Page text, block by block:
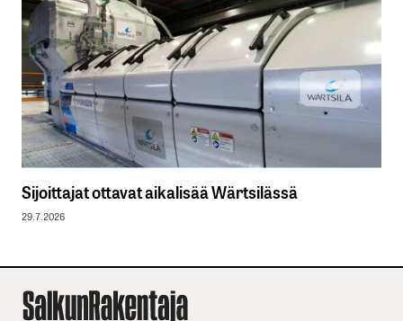
Sijoittajat ottavat aikalisää Wärtsilässä
29.7.2026